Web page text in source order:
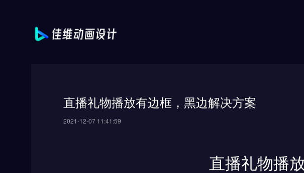
直播礼物播放有边框，黑边解决方案
2021-12-07 11:41:59
直播礼物播